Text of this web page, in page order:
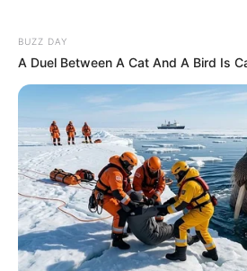
BUZZ DAY
A Duel Between A Cat And A Bird Is